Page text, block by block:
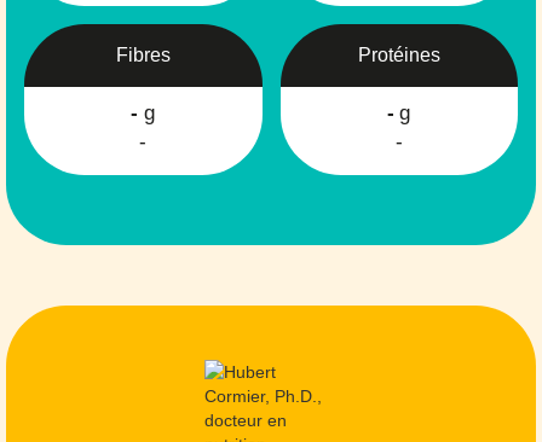
Fibres
- g
-
Protéines
- g
-